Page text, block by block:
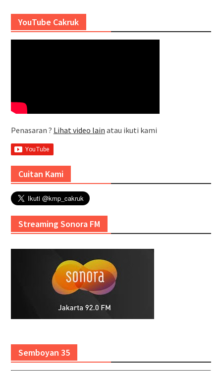
YouTube Cakruk
Penasaran ? Lihat video lain atau ikuti kami
Cuitan Kami
Streaming Sonora FM
Semboyan 35